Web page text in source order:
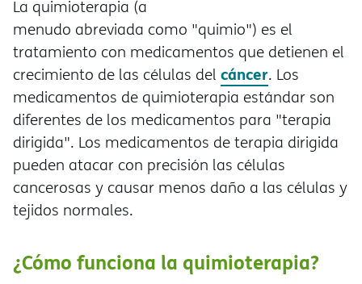
La quimioterapia (a
menudo abreviada como "quimio") es el
tratamiento con medicamentos que detienen el
crecimiento de las células del cáncer. Los
medicamentos de quimioterapia estándar son
diferentes de los medicamentos para "terapia
dirigida". Los medicamentos de terapia dirigida
pueden atacar con precisión las células
cancerosas y causar menos daño a las células y
tejidos normales.
¿Cómo funciona la quimioterapia?